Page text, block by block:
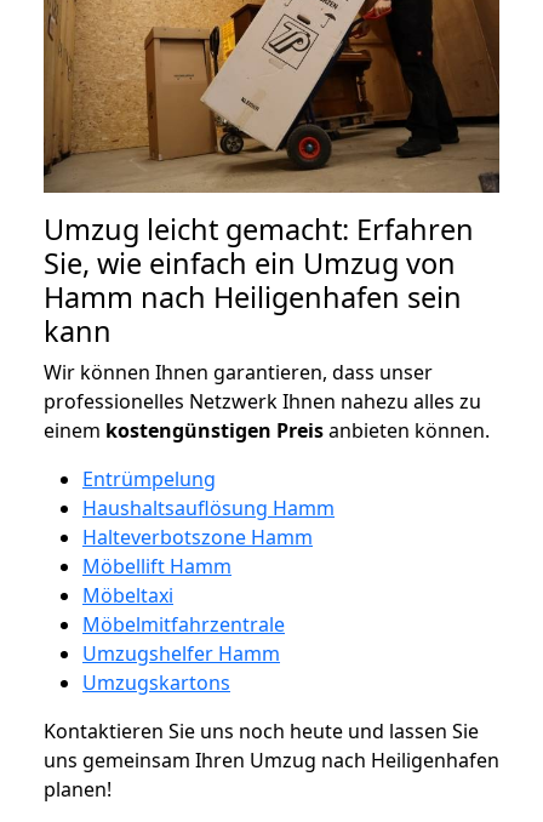
Umzug leicht gemacht: Erfahren
Sie, wie einfach ein Umzug von
Hamm nach Heiligenhafen sein
kann
Wir können Ihnen garantieren, dass unser
professionelles Netzwerk Ihnen nahezu alles zu
einem kostengünstigen Preisanbieten können.
Entrümpelung
Haushaltsauflösung Hamm
Halteverbotszone Hamm
Möbellift Hamm
Möbeltaxi
Möbelmitfahrzentrale
Umzugshelfer Hamm
Umzugskartons
Kontaktieren Sie uns noch heute und lassen Sie
uns gemeinsam Ihren Umzug nach Heiligenhafen
planen!